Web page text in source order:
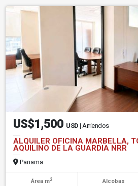
US$1,500 USD | Arriendos
ALQUILER OFICINA MARBELLA,
AQUILINO DE LA GUARDIA NRR
Panama
Área m2 Alcobas